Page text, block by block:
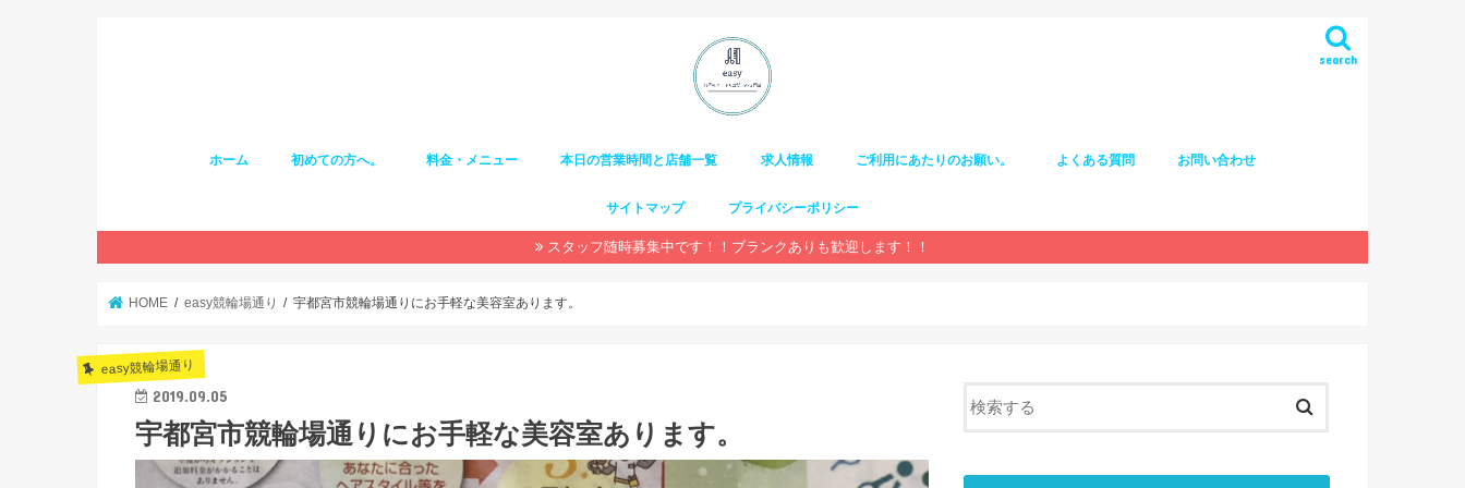
search
ホーム 初めての方へ。 料金・メニュー 本日の営業時間と店舗一覧 求人情報 ご利用にあたりのお願い。 よくある質問 お問い合わせ
サイトマップ プライバシーポリシー
スタッフ随時募集中です！！ブランクありも歓迎します！！
HOME easy競輪場通り 宇都宮市競輪場通りにお手軽な美容室あります。
easy競輪場通り
2019.09.05
宇都宮市競輪場通りにお手軽な美容室あります。